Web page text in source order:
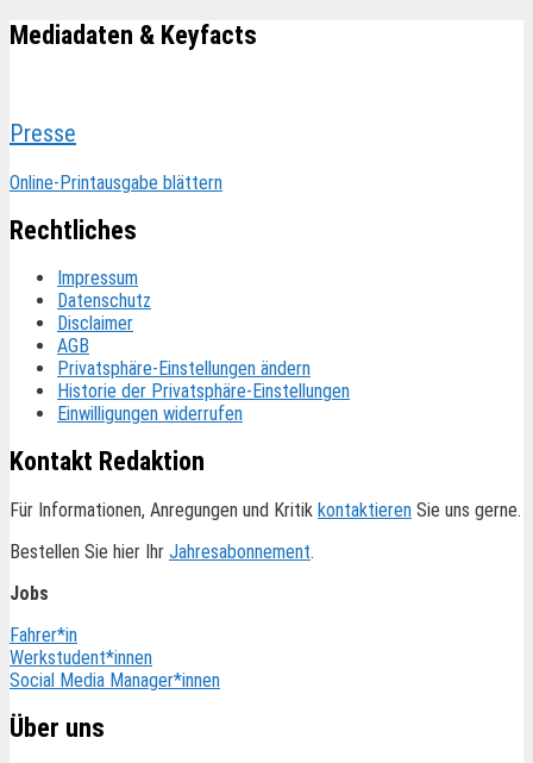
Mediadaten & Keyfacts
Presse
Online-Printausgabe blättern
Rechtliches
Impressum
Datenschutz
Disclaimer
AGB
Privatsphäre-Einstellungen ändern
Historie der Privatsphäre-Einstellungen
Einwilligungen widerrufen
Kontakt Redaktion
Für Informationen, Anregungen und Kritik kontaktieren Sie uns gerne.
Bestellen Sie hier Ihr Jahresabonnement.
Jobs
Fahrer*in
Werkstudent*innen
Social Media Manager*innen
Über uns